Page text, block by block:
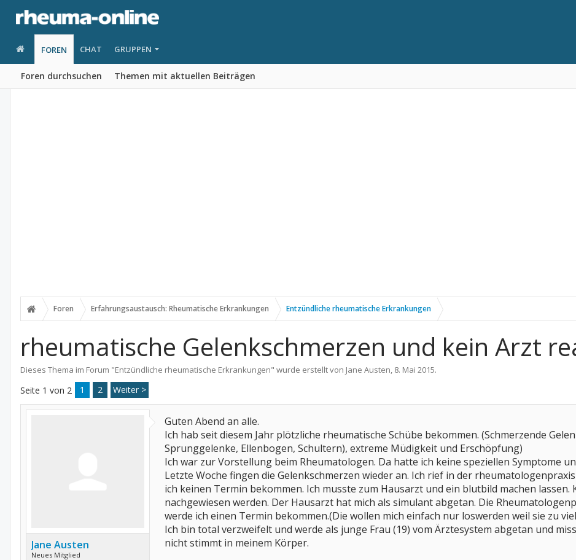
FOREN
Foren durchsuchen Themen mit aktuellen Beiträgen
CHAT GRUPPEN
Foren Erfahrungsaustausch: Rheumatische Erkrankungen Entzündliche rheumatische Erkrankungen
rheumatische Gelenkschmerzen und kein Arzt
Dieses Thema im Forum "Entzündliche rheumatische Erkrankungen" wurde erstellt von Jane Austen, 8. Mai 2015.
Seite 1 von 2 1 2 Weiter >
Jane Austen
Neues Mitglied
Guten Abend an alle.
Ich hab seit diesem Jahr plötzliche rheumatische Schübe bekommen. (Schmerzende
Sprunggelenke, Ellenbogen, Schultern), extreme Müdigkeit und Erschöpfung)
Ich war zur Vorstellung beim Rheumatologen. Da hatte ich keine speziellen Symptome
Letzte Woche fingen die Gelenkschmerzen wieder an. Ich rief in der
ich keinen Termin bekommen. Ich musste zum Hausarzt und ein blutbild machen
nachgewiesen werden. Der Hausarzt hat mich als simulant abgetan. Die
werde ich einen Termin bekommen.(Die wollen mich einfach nur loswerden weil sie zu
Ich bin total verzweifelt und werde als junge Frau (19) vom Ärztesystem abgetan und
nicht stimmt in meinem Körper.